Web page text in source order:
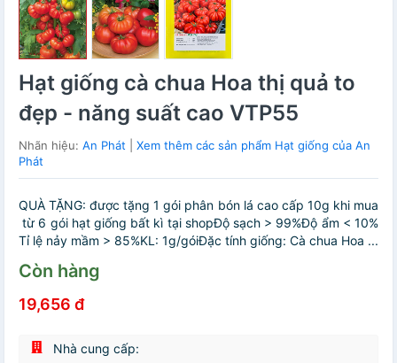
Hạt giống cà chua Hoa thị quả to
đẹp - năng suất cao VTP55
Nhãn hiệu: An Phát
Xem thêm các sản phẩm Hạt giống của An
Phát
QUÀ TẶNG: được tặng 1 gói phân bón lá cao cấp 10g khi mua
từ 6 gói hạt giống bất kì tại shopĐộ sạch > 99%Độ ẩm < 10%
Tỉ lệ nảy mầm > 85%KL: 1g/góiĐặc tính giống: Cà chua Hoa ...
Còn hàng
19,656 đ
Nhà cung cấp: